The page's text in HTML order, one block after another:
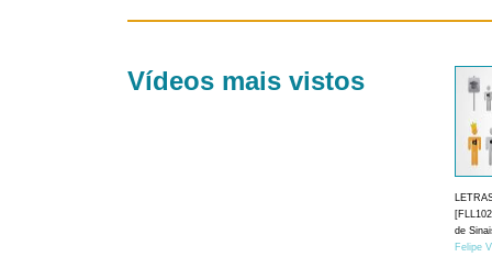
Vídeos mais vistos
de
Felipe